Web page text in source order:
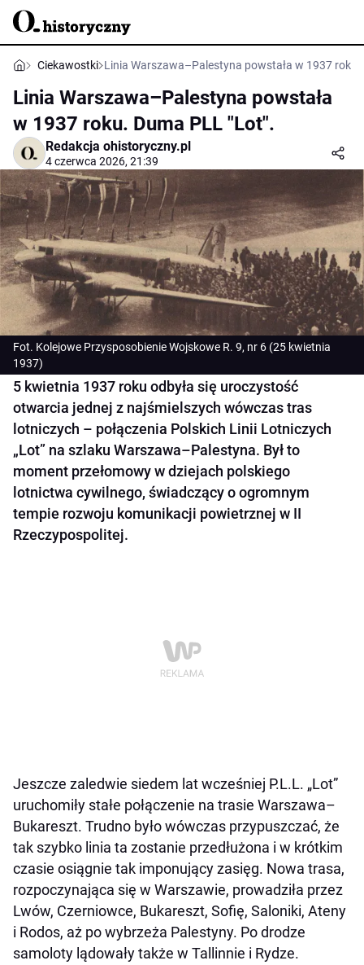
Ciekawostki Linia Warszawa–Palestyna powstała w 1937 roku.
Linia Warszawa–Palestyna powstała
w 1937 roku. Duma PLL "Lot".
Redakcja ohistoryczny.pl
4 czerwca 2026, 21:39
Fot. Kolejowe Przysposobienie Wojskowe R. 9, nr 6 (25 kwietnia
1937)
5 kwietnia 1937 roku odbyła się uroczystość
otwarcia jednej z najśmielszych wówczas tras
lotniczych – połączenia Polskich Linii Lotniczych
„Lot” na szlaku Warszawa–Palestyna. Był to
moment przełomowy w dziejach polskiego
lotnictwa cywilnego, świadczący o ogromnym
tempie rozwoju komunikacji powietrznej w II
Rzeczypospolitej.
Jeszcze zaledwie siedem lat wcześniej P.L.L. „Lot”
uruchomiły stałe połączenie na trasie Warszawa–
Bukareszt. Trudno było wówczas przypuszczać, że
tak szybko linia ta zostanie przedłużona i w krótkim
czasie osiągnie tak imponujący zasięg. Nowa trasa,
rozpoczynająca się w Warszawie, prowadziła przez
Lwów, Czerniowce, Bukareszt, Sofię, Saloniki, Ateny
i Rodos, aż po wybrzeża Palestyny. Po drodze
samoloty lądowały także w Tallinnie i Rydze.